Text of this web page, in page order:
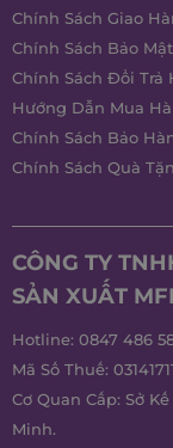
Chính Sách Giao
Chính Sách Bảo Mật
Chính Sách Đổi Trả
Hướng Dẫn Mua
Chính Sách Bảo
Chính Sách Quà
CÔNG TY
SẢN XUẤT
Hotline: 0847 486
Mã Số Thuế:
Cơ Quan Cấp: Sở
Minh.